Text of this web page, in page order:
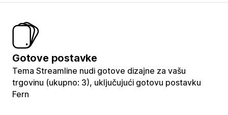
Gotove postavke
Tema Streamline nudi gotove dizajne za vašu
trgovinu (ukupno: 3), uključujući gotovu postavku
Fern